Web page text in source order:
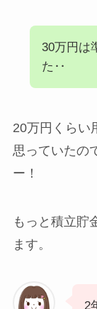
30万円は
た‥
20万円くらい
思っていたの
ー！
もっと積立貯
ます。
2